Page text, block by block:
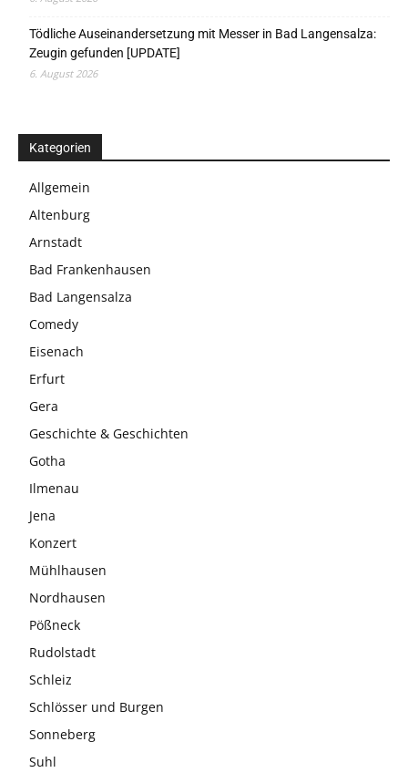
Tödliche Auseinandersetzung mit Messer in Bad Langensalza:
Zeugin gefunden [UPDATE]
6. August 2026
Kategorien
Allgemein
Altenburg
Arnstadt
Bad Frankenhausen
Bad Langensalza
Comedy
Eisenach
Erfurt
Gera
Geschichte & Geschichten
Gotha
Ilmenau
Jena
Konzert
Mühlhausen
Nordhausen
Pößneck
Rudolstadt
Schleiz
Schlösser und Burgen
Sonneberg
Suhl